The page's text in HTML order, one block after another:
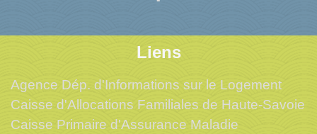
Liens
Agence Dép. d'Informations sur le Logement
Caisse d'Allocations Familiales de Haute-Savoie
Caisse Primaire d'Assurance Maladie